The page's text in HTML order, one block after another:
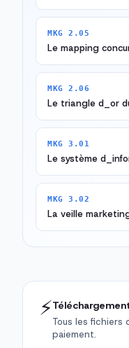
MKG 2.05
Le mapping
MKG 2.06
Le triangle d_or
MKG 3.01
Le système
MKG 3.02
La veille
⚡
Tous les fichiers
paiement.